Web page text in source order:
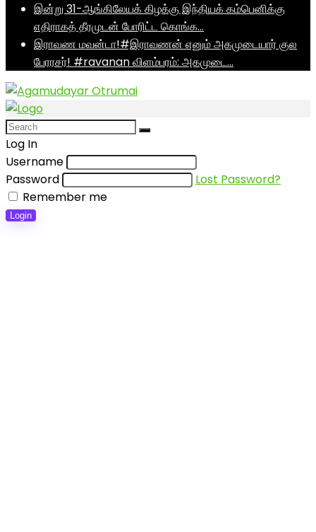
இன்று 31-ஆங்கிலேயக் கிழக்கு இந்தியக் கம்பெனிக்கு
எதிராகத் தீரமுடன் போரிட்ட கொங்க…
இராவண மவன்டா!#இராவணன் எனும் அகமுடையார் குல
பேரரசர்! #ravanan விளம்பரம்: அகமுடை…
Log In
Username
Password
Lost Password?
Remember me
Login